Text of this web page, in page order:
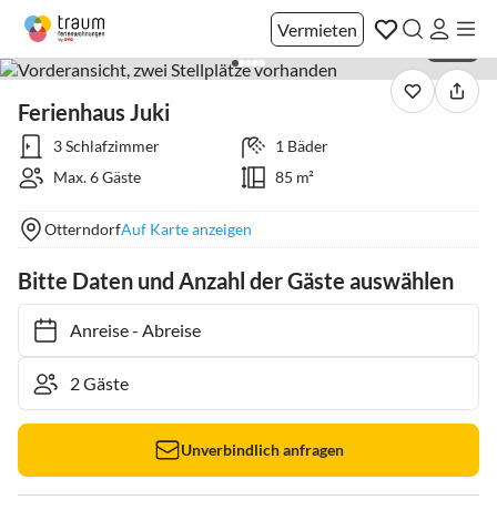
Vermieten
Ferienhaus Juki
3 Schlafzimmer
1 Bäder
Max. 6 Gäste
85 m²
OtterndorfAuf Karte anzeigen
Bitte Daten und Anzahl der Gäste auswählen
Anreise- Abreise
Unverbindlich anfragen